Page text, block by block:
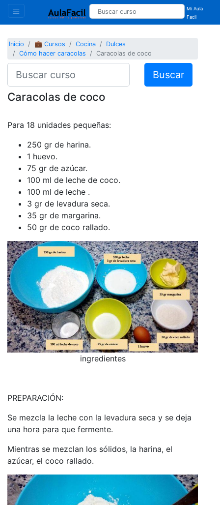
Mi Aula
Facil
Inicio 💼 Cursos Cocina
Dulces
Cómo hacer caracolas
Caracolas de coco
Buscar
Caracolas de coco
Para 18 unidades pequeñas:
250 gr de harina.
1 huevo.
75 gr de azúcar.
100 ml de leche de coco.
100 ml de leche .
3 gr de levadura seca.
35 gr de margarina.
50 gr de coco rallado.
ingredientes
PREPARACIÓN:
Se mezcla la leche con la levadura seca y se deja
una hora para que fermente.
Mientras se mezclan los sólidos, la harina, el
azúcar, el coco rallado.